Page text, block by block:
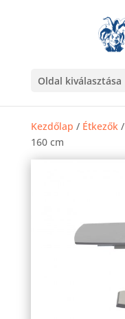
Oldal kiválasztása
Kezdőlap / Étkezők/
160 cm